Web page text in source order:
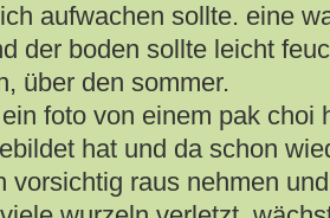
aufwachen sollte. eine
der boden sollte leicht
über den sommer.
foto von einem pak choi
hat und da schon
vorsichtig raus nehmen